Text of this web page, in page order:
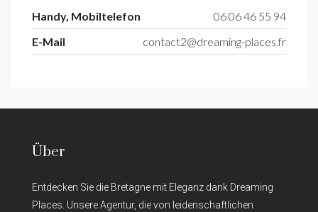
Handy, Mobiltelefon
06 06 46 55 94
E-Mail
contact2@dreaming-places.fr
Über
Entdecken Sie die Bretagne mit Eleganz dank Dreaming
Places. Unsere Agentur, die von leidenschaftlichen